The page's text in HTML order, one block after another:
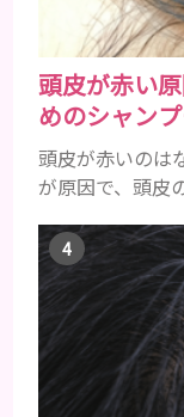
頭皮が赤い
めのシャン
頭皮が赤いのは
が原因で、頭皮
トレス ストレ
働きます。そ
きやすくなり
き届きません。
です。 アトピー
ー皮膚炎の可能